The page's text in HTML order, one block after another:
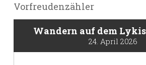
Vorfreudenzähler
Wandern auf dem
24. April 2026